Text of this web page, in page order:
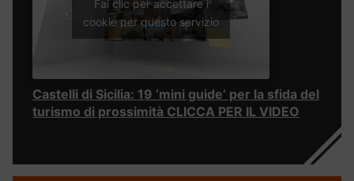
Fai clic per accettare i
cookie per questo servizio
Castelli di Sicilia: 19 ‘mini guide’ per la sfida del
turismo di prossimità CLICCA PER IL VIDEO